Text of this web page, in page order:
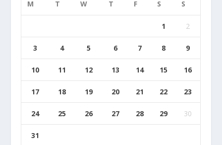
M T W T F S S
1 2
3 4 5 6 7 8 9
10 11 12 13 14 15 16
17 18 19 20 21 22 23
24 25 26 27 28 29 30
31